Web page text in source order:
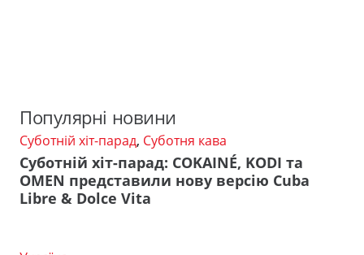
Популярні новини
Суботній хіт-парад, Суботня кава
Суботній хіт-парад: COKAINÉ, KODI та
OMEN представили нову версію Cuba
Libre & Dolce Vita